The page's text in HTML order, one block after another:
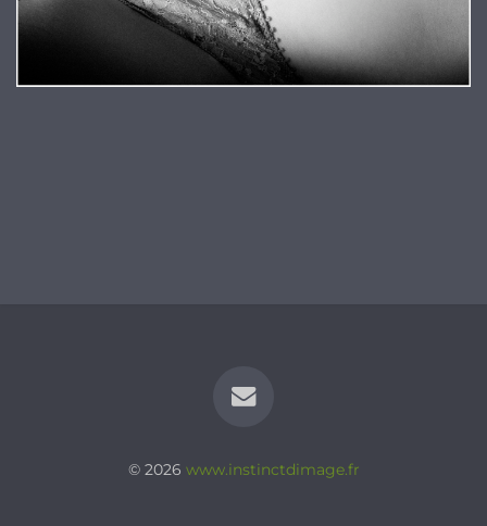
© 2026 www.instinctdimage.fr